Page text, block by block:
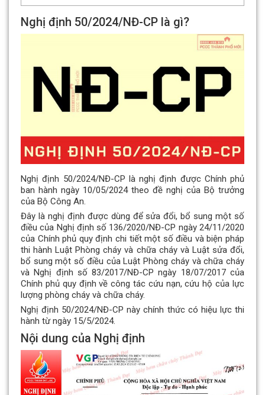
Nghị định 50/2024/NĐ-CP là gì?
Nghị định 50/2024/NĐ-CP là nghị định được Chính phủ
ban hành ngày 10/05/2024 theo đề nghị của Bộ trưởng
của Bộ Công An.
Đây là nghị định được dùng để sửa đổi, bổ sung một số
điều của Nghị định số 136/2020/NĐ-CP ngày 24/11/2020
của Chính phủ quy định chi tiết một số điều và biện pháp
thi hành Luật Phòng cháy và chữa cháy và Luật sửa đổi,
bổ sung một số điều của Luật Phòng cháy và chữa cháy
và Nghị định số 83/2017/NĐ-CP ngày 18/07/2017 của
Chính phủ quy định về công tác cứu nạn, cứu hộ của lực
lượng phòng cháy và chữa cháy.
Nghị định 50/2024/NĐ-CP này chính thức có hiệu lực thi
hành từ ngày 15/5/2024.
Nội dung của Nghị định